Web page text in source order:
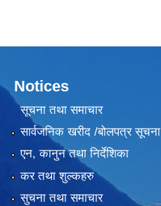
Notices
सूचना तथा समाचार
सार्वजनिक खरीद /बोलपत्र सूचना
एन, कानुन तथा निर्देशिका
कर तथा शुल्कहरु
सुचना तथा समाचार